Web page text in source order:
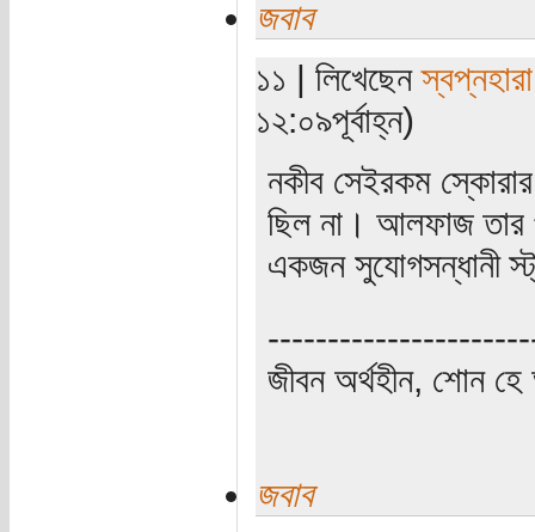
জবাব
১১ | লিখেছেনস্বপ্নহারা
১২:০৯পূর্বাহ্ন)
নকীব সেইরকম
ছিল না। আলফাজ তার
একজন সুযোগসন্ধানী
জীবন অর্থহীন, শোন হে
জবাব